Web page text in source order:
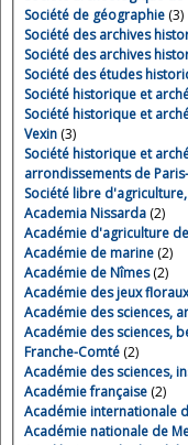
Société de géographie (3)
Société des archives
Société des archives
Société des études
Société historique et
Société historique et
Vexin (3)
Société historique et
arrondissements de
Société libre
Academia Nissarda (2)
Académie d'agriculture
Académie de marine (2)
Académie de Nîmes(2)
Académie des jeux floraux
Académie des sciences,
Académie des sciences,
Franche-Comté (2)
Académie des sciences,
Académie française (2)
Académie internationale
Académie nationale de